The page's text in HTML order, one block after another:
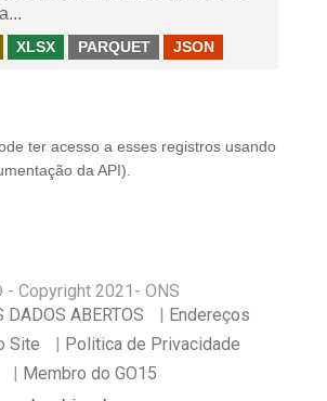
XLSX PARQUET JSON
ter acesso a esses registros usando
da API ).
- Copyright 2021 - ONS
DADOS ABERTOS
Endereços
Site
Politica de Privacidade
Membro do GO15